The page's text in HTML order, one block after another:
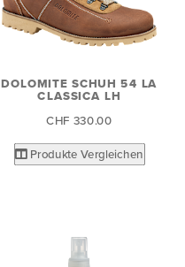
DOLOMITE SCHUH 54 LA
CLASSICA LH
CHF 330.00
Produkte Vergleichen